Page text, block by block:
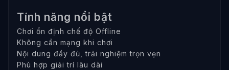
Tính năng nổi bật
Chơi ổn định chế độ Offline
Không cần mạng khi chơi
Nội dung đầy đủ, trải nghiệm trọn vẹn
Phù hợp giải trí lâu dài